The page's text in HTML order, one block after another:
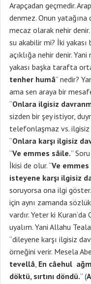
Arapçadan geçmedir.
denmez. Onun yatağına
mecaz olarak nehir
su akabilir mi? İki yakası
açıklığa nehir denir.
yakası başka tarafta
tenher humâ” nedir?
ama sen araya bir
“Onlara ilgisiz
sizden bir şey istiyor,
telefonlaşmaz vs. ilgisiz
“Onlara karşı ilgisiz
“Ve emmes sâile.”
İkisi de olur. “Ve
isteyene karşı ilgisiz
soruyorsa ona ilgi
için aynı zamanda
vardır. Yeter ki
uyalım. Yani Allahu
“dileyene karşı ilgisiz
örneğini verir. Mesela
tevellâ, En câehul
döktü, sırtını döndü.” (